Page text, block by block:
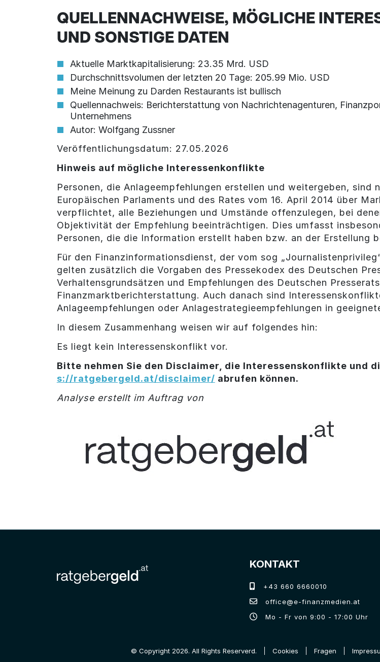
QUELLENNACHWEISE, MÖGLICHE
UND SONSTIGE DATEN
Aktuelle Marktkapitalisierung: 23.35 Mrd. USD
Durchschnittsvolumen der letzten 20 Tage: 205.99 Mio. USD
Meine Meinung zu Darden Restaurants ist bullisch
Quellennachweis: Berichterstattung von Nachrichtenagenturen,
Unternehmens
Autor: Wolfgang Zussner
Veröffentlichungsdatum: 27.05.2026
Hinweis auf mögliche Interessenkonflikte
Personen, die Anlageempfehlungen erstellen und weitergeben, sind
Europäischen Parlaments und des Rates vom 16. April 2014 über
verpflichtet, alle Beziehungen und Umstände offenzulegen, bei
Objektivität der Empfehlung beeinträchtigen. Dies umfasst
Personen, die die Information erstellt haben bzw. an der Erstellung
Für den Finanzinformationsdienst, der vom sog
gelten zusätzlich die Vorgaben des Pressekodex des Deutschen
Verhaltensgrundsätzen und Empfehlungen des Deutschen
Finanzmarktberichterstattung. Auch danach sind
Anlageempfehlungen oder Anlagestrategieempfehlungen in
In diesem Zusammenhang weisen wir auf folgendes hin:
Es liegt kein Interessenskonflikt vor.
Bitte nehmen Sie den Disclaimer, die Interessenskonflikte und
s://ratgebergeld.at/disclaimer/ abrufen können.
Analyse erstellt im Auftrag von
KONTAKT
+43 660 6660010
office@e-finanzmedien.at
Mo - Fr von 9:00 - 17:00 Uhr
© Copyright 2026. All Rights Reserverd. Cookies Fragen